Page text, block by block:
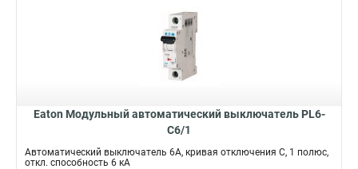
Eaton Модульный автоматический выключатель PL6-
C6/1
Автоматический выключатель 6А, кривая отключения С, 1 полюс,
откл. способность 6 кА